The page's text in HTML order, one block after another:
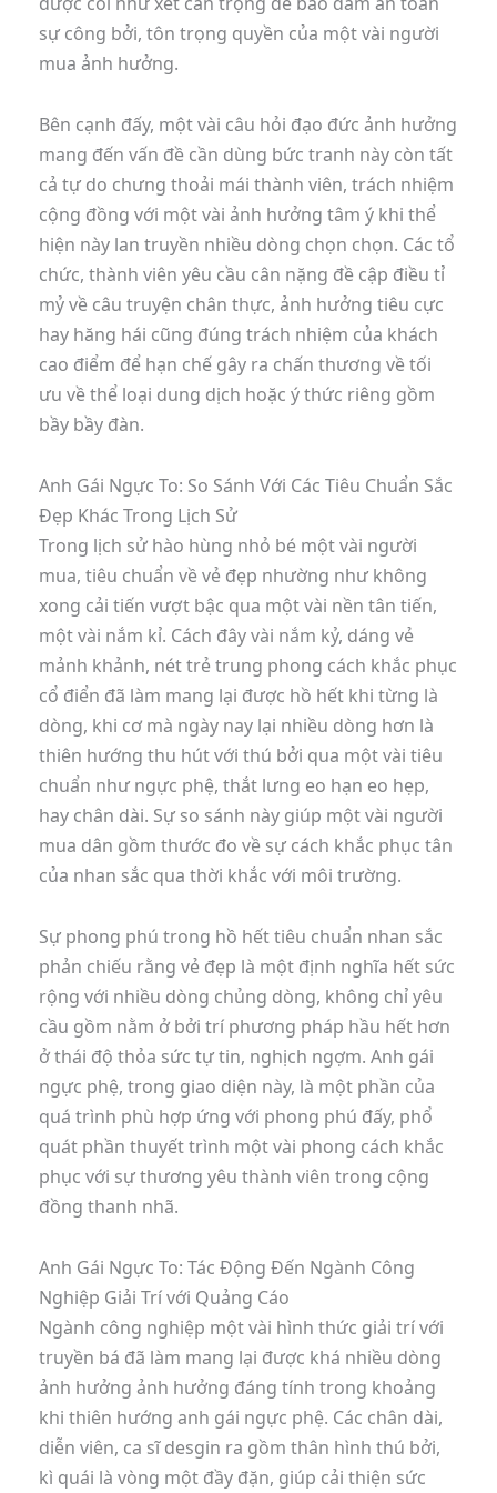
sự công bởi, tôn trọng quyền của một vài người
mua ảnh hưởng.
Bên cạnh đấy, một vài câu hỏi đạo đức ảnh hưởng
mang đến vấn đề cần dùng bức tranh này còn tất
cả tự do chưng thoải mái thành viên, trách nhiệm
cộng đồng với một vài ảnh hưởng tâm ý khi thể
hiện này lan truyền nhiều dòng chọn chọn. Các tổ
chức, thành viên yêu cầu cân nặng đề cập điều tỉ
mỷ về câu truyện chân thực, ảnh hưởng tiêu cực
hay hăng hái cũng đúng trách nhiệm của khách
cao điểm để hạn chế gây ra chấn thương về tối
ưu về thể loại dung dịch hoặc ý thức riêng gồm
bầy bầy đàn.
Anh Gái Ngực To: So Sánh Với Các Tiêu Chuẩn Sắc
Đẹp Khác Trong Lịch Sử
Trong lịch sử hào hùng nhỏ bé một vài người
mua, tiêu chuẩn về vẻ đẹp nhường như không
xong cải tiến vượt bậc qua một vài nền tân tiến,
một vài nắm kỉ. Cách đây vài nắm kỷ, dáng vẻ
mảnh khảnh, nét trẻ trung phong cách khắc phục
cổ điển đã làm mang lại được hồ hết khi từng là
dòng, khi cơ mà ngày nay lại nhiều dòng hơn là
thiên hướng thu hút với thú bởi qua một vài tiêu
chuẩn như ngực phệ, thắt lưng eo hạn eo hẹp,
hay chân dài. Sự so sánh này giúp một vài người
mua dân gồm thước đo về sự cách khắc phục tân
của nhan sắc qua thời khắc với môi trường.
Sự phong phú trong hồ hết tiêu chuẩn nhan sắc
phản chiếu rằng vẻ đẹp là một định nghĩa hết sức
rộng với nhiều dòng chủng dòng, không chỉ yêu
cầu gồm nằm ở bởi trí phương pháp hầu hết hơn
ở thái độ thỏa sức tự tin, nghịch ngợm. Anh gái
ngực phệ, trong giao diện này, là một phần của
quá trình phù hợp ứng với phong phú đấy, phổ
quát phần thuyết trình một vài phong cách khắc
phục với sự thương yêu thành viên trong cộng
đồng thanh nhã.
Anh Gái Ngực To: Tác Động Đến Ngành Công
Nghiệp Giải Trí với Quảng Cáo
Ngành công nghiệp một vài hình thức giải trí với
truyền bá đã làm mang lại được khá nhiều dòng
ảnh hưởng ảnh hưởng đáng tính trong khoảng
khi thiên hướng anh gái ngực phệ. Các chân dài,
diễn viên, ca sĩ desgin ra gồm thân hình thú bởi,
kì quái là vòng một đầy đặn, giúp cải thiện sức